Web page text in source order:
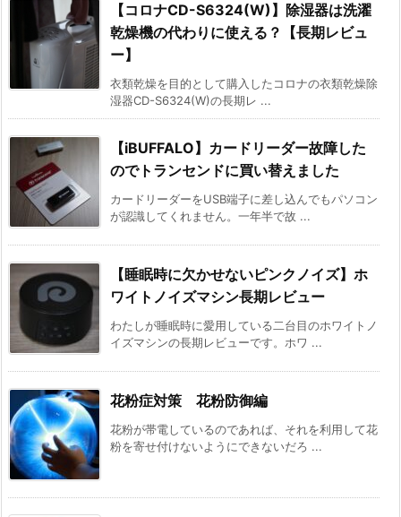
【コロナCD-S6324(W)】除湿器は洗濯
乾燥機の代わりに使える？【長期レビュ
ー】
衣類乾燥を目的として購入したコロナの衣類乾燥除
湿器CD-S6324(W)の長期レ ...
【iBUFFALO】カードリーダー故障した
のでトランセンドに買い替えました
カードリーダーをUSB端子に差し込んでもパソコン
が認識してくれません。一年半で故 ...
【睡眠時に欠かせないピンクノイズ】ホ
ワイトノイズマシン長期レビュー
わたしが睡眠時に愛用している二台目のホワイトノ
イズマシンの長期レビューです。ホワ ...
花粉症対策 花粉防御編
花粉が帯電しているのであれば、それを利用して花
粉を寄せ付けないようにできないだろ ...